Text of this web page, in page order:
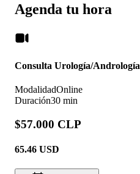
Agenda tu hora
Consulta Urología/Andrología
ModalidadOnline
Duración30 min
$57.000 CLP
65.46 USD